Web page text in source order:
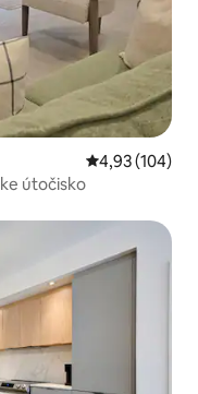
Priemerné
4,93 (104)
útočisko